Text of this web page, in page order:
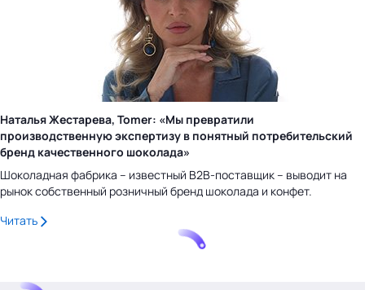
Наталья Жестарева, Tomer: «Мы превратили
производственную экспертизу в понятный потребительский
бренд качественного шоколада»
Шоколадная фабрика – известный B2B-поставщик – выводит на
рынок собственный розничный бренд шоколада и конфет.
Читать